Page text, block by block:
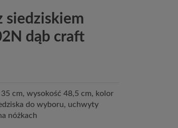
siedziskiem
dąb craft
cm, wysokość 48,5 cm, kolor
do wyboru, uchwyty
nóżkach